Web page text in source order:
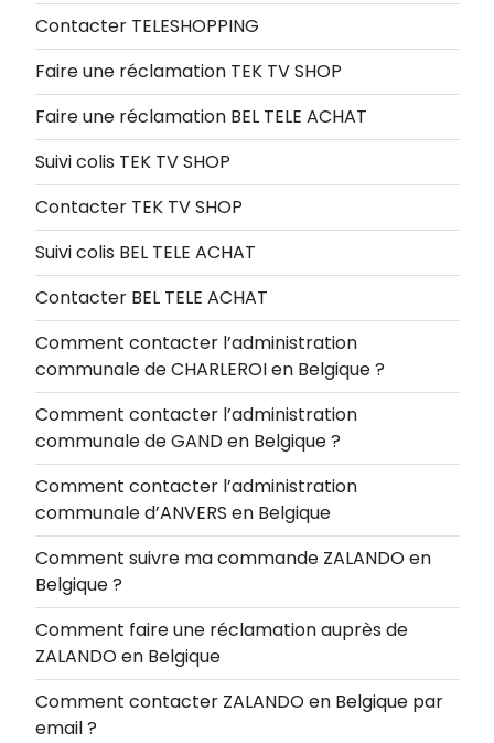
Contacter TELESHOPPING
Faire une réclamation TEK TV SHOP
Faire une réclamation BEL TELE ACHAT
Suivi colis TEK TV SHOP
Contacter TEK TV SHOP
Suivi colis BEL TELE ACHAT
Contacter BEL TELE ACHAT
Comment contacter l’administration
communale de CHARLEROI en Belgique ?
Comment contacter l’administration
communale de GAND en Belgique ?
Comment contacter l’administration
communale d’ANVERS en Belgique
Comment suivre ma commande ZALANDO en
Belgique ?
Comment faire une réclamation auprès de
ZALANDO en Belgique
Comment contacter ZALANDO en Belgique par
email ?